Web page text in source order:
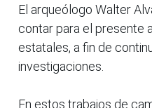
El arqueólogo Walter
contar para el presente
estatales, a fin de
investigaciones.
En estos trabajos de